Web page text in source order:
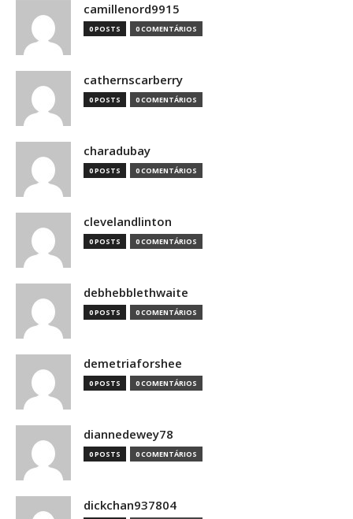
camillenord9915
0 POSTS 0 COMENTÁRIOS
cathernscarberry
0 POSTS 0 COMENTÁRIOS
charadubay
0 POSTS 0 COMENTÁRIOS
clevelandlinton
0 POSTS 0 COMENTÁRIOS
debhebblethwaite
0 POSTS 0 COMENTÁRIOS
demetriaforshee
0 POSTS 0 COMENTÁRIOS
diannedewey78
0 POSTS 0 COMENTÁRIOS
dickchan937804